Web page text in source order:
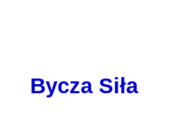
Bycza Siła